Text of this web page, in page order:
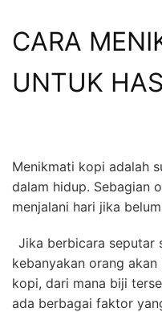
CARA
UNTUK
Menikmati kopi adalah
dalam hidup. Sebagian
menjalani hari jika
Jika berbicara seputar
kebanyakan orang
kopi, dari mana biji
ada berbagai faktor